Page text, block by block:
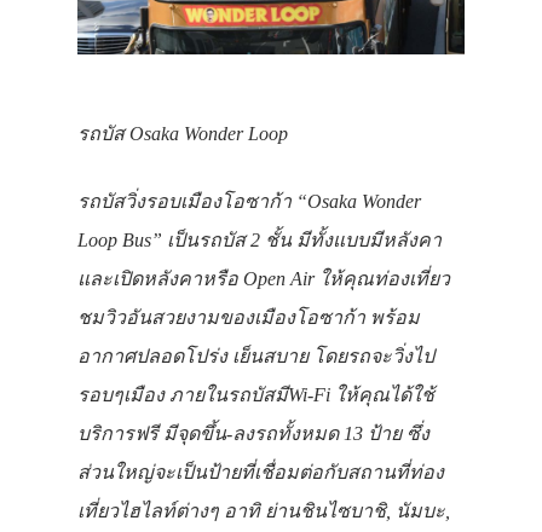
รถบัสOsaka Wonder Loop
รถบัสวิ่งรอบเมืองโอซาก้า “Osaka Wonder
Loop Bus” เป็นรถบัส2 ชั้น มีทั้งแบบมีหลังคา
และเปิดหลังคาหรือ Open Air ให้คุณท่องเที่ยว
ชมวิวอันสวยงามของเมืองโอซาก้า พร้อม
อากาศปลอดโปร่ง เย็นสบาย โดยรถจะวิ่งไป
รอบๆเมือง ภายในรถบัสมีWi-Fi ให้คุณได้ใช้
บริการฟรี มีจุดขึ้น-ลงรถทั้งหมด 13 ป้าย ซึ่ง
ส่วนใหญ่จะเป็นป้ายที่เชื่อมต่อกับสถานที่ท่อง
เที่ยวไฮไลท์ต่างๆ อาทิ ย่านชินไซบาชิ, นัมบะ